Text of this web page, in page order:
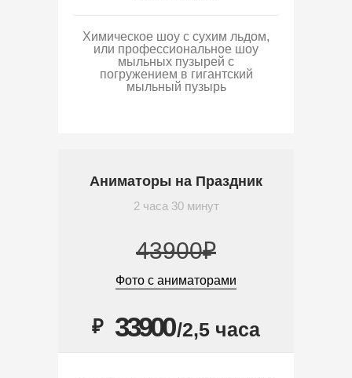
Химическое шоу с сухим льдом,
или профессиональное шоу
мыльных пузырей с
погружением в гигантский
мыльный пузырь
Аниматоры на Праздник
2 часа 30 минут
43900₽
Фото с аниматорами
₽ 33900/2,5 часа